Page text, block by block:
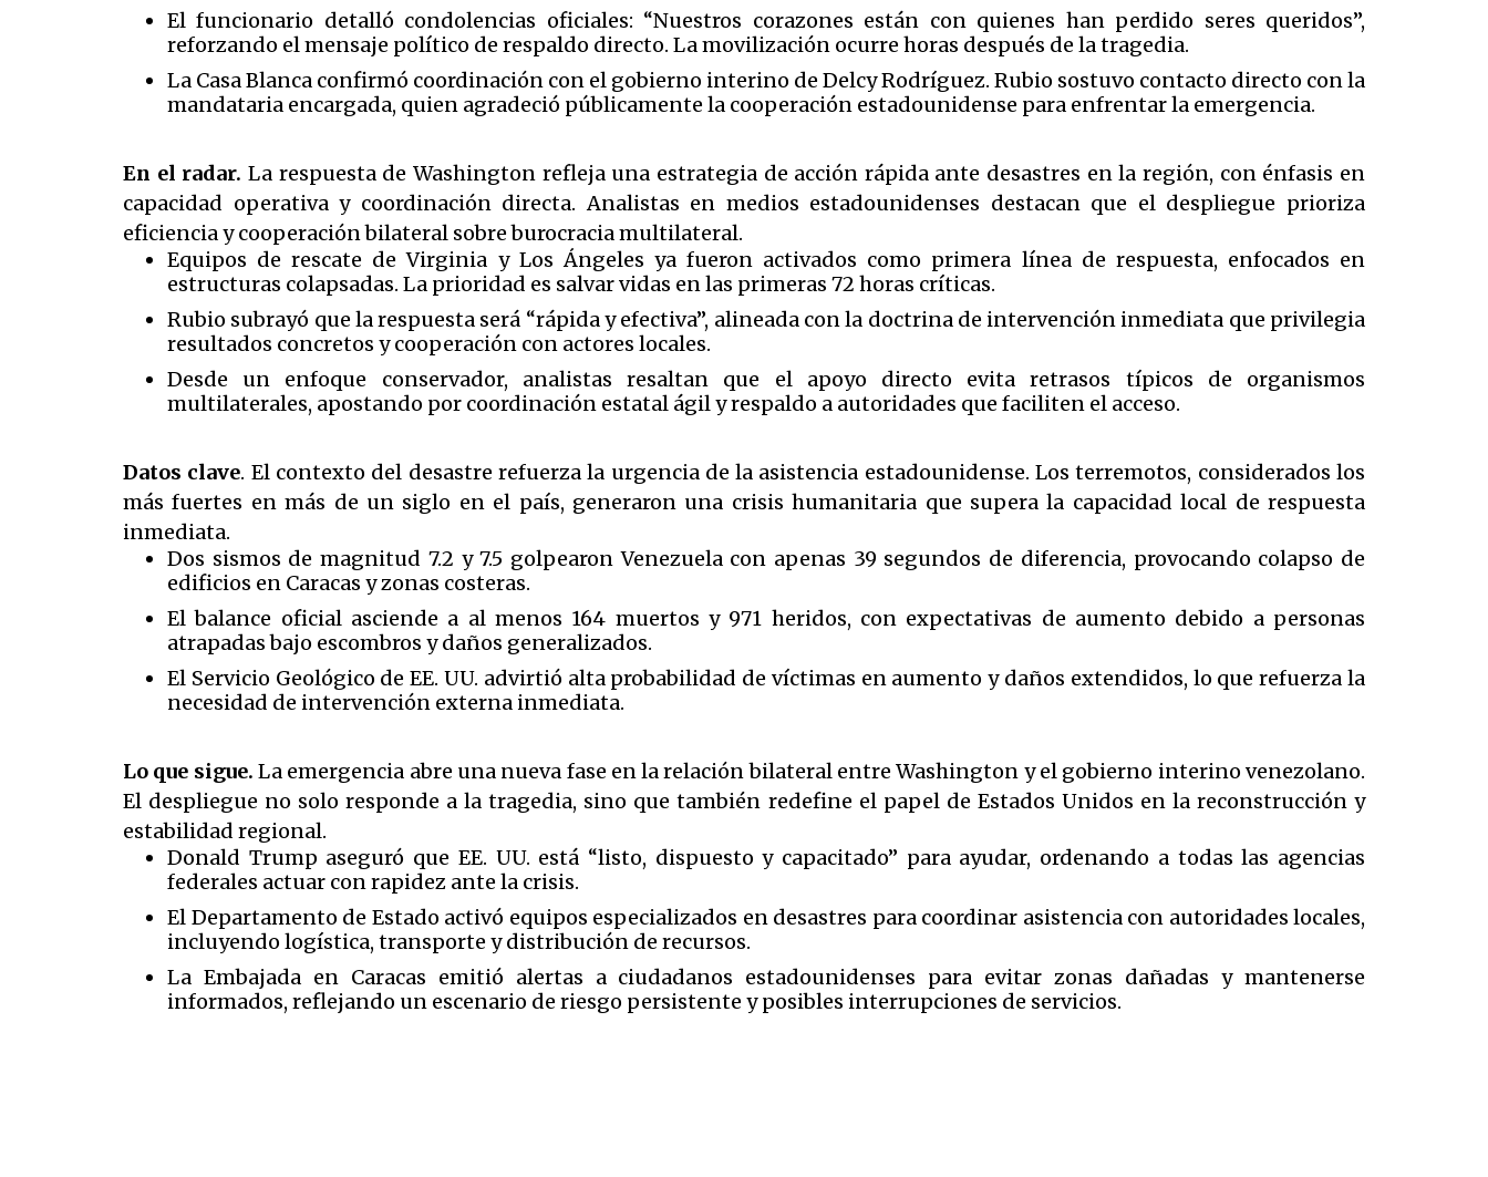
El funcionario detalló condolencias oficiales: “Nuestros corazones están con quienes han perdido seres queridos”,
reforzando el mensaje político de respaldo directo. La movilización ocurre horas después de la tragedia.
La Casa Blanca confirmó coordinación con el gobierno interino de Delcy Rodríguez. Rubio sostuvo contacto directo con la
mandataria encargada, quien agradeció públicamente la cooperación estadounidense para enfrentar la emergencia.
En el radar. La respuesta de Washington refleja una estrategia de acción rápida ante desastres en la región, con énfasis en
capacidad operativa y coordinación directa. Analistas en medios estadounidenses destacan que el despliegue prioriza
eficiencia y cooperación bilateral sobre burocracia multilateral.
Equipos de rescate de Virginia y Los Ángeles ya fueron activados como primera línea de respuesta, enfocados en
estructuras colapsadas. La prioridad es salvar vidas en las primeras 72 horas críticas.
Rubio subrayó que la respuesta será “rápida y efectiva”, alineada con la doctrina de intervención inmediata que privilegia
resultados concretos y cooperación con actores locales.
Desde un enfoque conservador, analistas resaltan que el apoyo directo evita retrasos típicos de organismos
multilaterales, apostando por coordinación estatal ágil y respaldo a autoridades que faciliten el acceso.
Datos clave. El contexto del desastre refuerza la urgencia de la asistencia estadounidense. Los terremotos, considerados los
más fuertes en más de un siglo en el país, generaron una crisis humanitaria que supera la capacidad local de respuesta
inmediata.
Dos sismos de magnitud 7.2 y 7.5 golpearon Venezuela con apenas 39 segundos de diferencia, provocando colapso de
edificios en Caracas y zonas costeras.
El balance oficial asciende a al menos 164 muertos y 971 heridos, con expectativas de aumento debido a personas
atrapadas bajo escombros y daños generalizados.
El Servicio Geológico de EE. UU. advirtió alta probabilidad de víctimas en aumento y daños extendidos, lo que refuerza la
necesidad de intervención externa inmediata.
Lo que sigue. La emergencia abre una nueva fase en la relación bilateral entre Washington y el gobierno interino venezolano.
El despliegue no solo responde a la tragedia, sino que también redefine el papel de Estados Unidos en la reconstrucción y
estabilidad regional.
Donald Trump aseguró que EE. UU. está “listo, dispuesto y capacitado” para ayudar, ordenando a todas las agencias
federales actuar con rapidez ante la crisis.
El Departamento de Estado activó equipos especializados en desastres para coordinar asistencia con autoridades locales,
incluyendo logística, transporte y distribución de recursos.
La Embajada en Caracas emitió alertas a ciudadanos estadounidenses para evitar zonas dañadas y mantenerse
informados, reflejando un escenario de riesgo persistente y posibles interrupciones de servicios.